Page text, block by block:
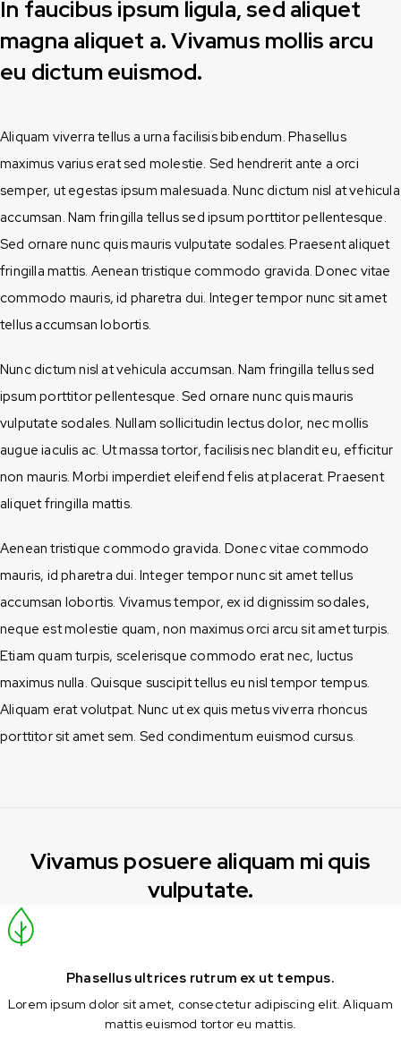
In faucibus ipsum ligula, sed aliquet
magna aliquet a. Vivamus mollis arcu
eu dictum euismod.
Aliquam viverra tellus a urna facilisis bibendum. Phasellus
maximus varius erat sed molestie. Sed hendrerit ante a orci
semper, ut egestas ipsum malesuada. Nunc dictum nisl at vehicula
accumsan. Nam fringilla tellus sed ipsum porttitor pellentesque.
Sed ornare nunc quis mauris vulputate sodales. Praesent aliquet
fringilla mattis. Aenean tristique commodo gravida. Donec vitae
commodo mauris, id pharetra dui. Integer tempor nunc sit amet
tellus accumsan lobortis.
Nunc dictum nisl at vehicula accumsan. Nam fringilla tellus sed
ipsum porttitor pellentesque. Sed ornare nunc quis mauris
vulputate sodales. Nullam sollicitudin lectus dolor, nec mollis
augue iaculis ac. Ut massa tortor, facilisis nec blandit eu, efficitur
non mauris. Morbi imperdiet eleifend felis at placerat. Praesent
aliquet fringilla mattis.
Aenean tristique commodo gravida. Donec vitae commodo
mauris, id pharetra dui. Integer tempor nunc sit amet tellus
accumsan lobortis. Vivamus tempor, ex id dignissim sodales,
neque est molestie quam, non maximus orci arcu sit amet turpis.
Etiam quam turpis, scelerisque commodo erat nec, luctus
maximus nulla. Quisque suscipit tellus eu nisl tempor tempus.
Aliquam erat volutpat. Nunc ut ex quis metus viverra rhoncus
porttitor sit amet sem. Sed condimentum euismod cursus.
Vivamus posuere aliquam mi quis
vulputate.
Phasellus ultrices rutrum ex ut tempus.
Lorem ipsum dolor sit amet, consectetur adipiscing elit. Aliquam
mattis euismod tortor eu mattis.